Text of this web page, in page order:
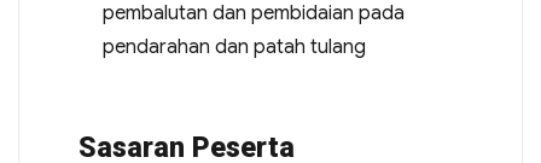
pembalutan dan pembidaian pada
pendarahan dan patah tulang
Sasaran Peserta